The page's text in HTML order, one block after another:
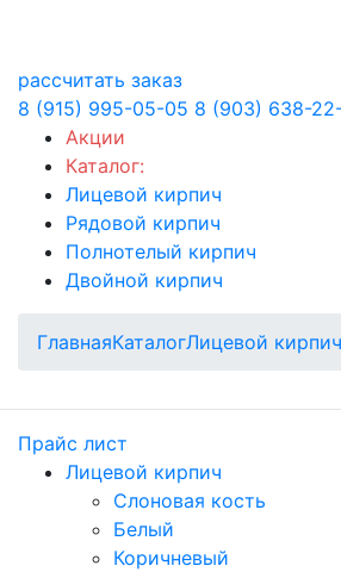
рассчитать заказ
8 (915) 995-05-05 8 (903) 638-
Акции
Каталог:
Лицевой кирпич
Рядовой кирпич
Полнотелый кирпич
Двойной кирпич
ГлавнаяКаталогЛицевой кирпич
Прайс лист
Лицевой кирпич
Слоновая кость
Белый
Коричневый